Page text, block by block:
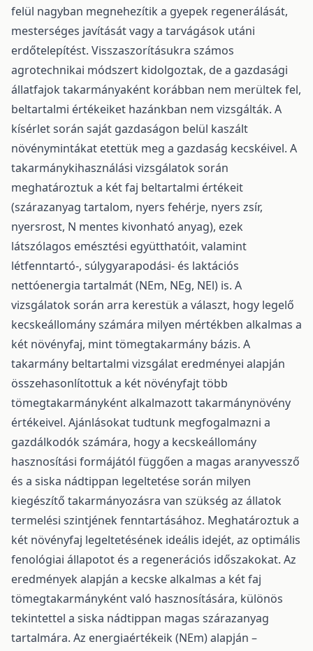
felül nagyban megnehezítik a gyepek regenerálását,
mesterséges javítását vagy a tarvágások utáni
erdőtelepítést. Visszaszorításukra számos
agrotechnikai módszert kidolgoztak, de a gazdasági
állatfajok takarmányaként korábban nem merültek fel,
beltartalmi értékeiket hazánkban nem vizsgálták. A
kísérlet során saját gazdaságon belül kaszált
növénymintákat etettük meg a gazdaság kecskéivel. A
takarmánykihasználási vizsgálatok során
meghatároztuk a két faj beltartalmi értékeit
(szárazanyag tartalom, nyers fehérje, nyers zsír,
nyersrost, N mentes kivonható anyag), ezek
látszólagos emésztési együtthatóit, valamint
létfenntartó-, súlygyarapodási- és laktációs
nettóenergia tartalmát (NEm, NEg, NEl) is. A
vizsgálatok során arra kerestük a választ, hogy legelő
kecskeállomány számára milyen mértékben alkalmas a
két növényfaj, mint tömegtakarmány bázis. A
takarmány beltartalmi vizsgálat eredményei alapján
összehasonlítottuk a két növényfajt több
tömegtakarmányként alkalmazott takarmánynövény
értékeivel. Ajánlásokat tudtunk megfogalmazni a
gazdálkodók számára, hogy a kecskeállomány
hasznosítási formájától függően a magas aranyvessző
és a siska nádtippan legeltetése során milyen
kiegészítő takarmányozásra van szükség az állatok
termelési szintjének fenntartásához. Meghatároztuk a
két növényfaj legeltetésének ideális idejét, az optimális
fenológiai állapotot és a regenerációs időszakokat. Az
eredmények alapján a kecske alkalmas a két faj
tömegtakarmányként való hasznosítására, különös
tekintettel a siska nádtippan magas szárazanyag
tartalmára. Az energiaértékeik (NEm) alapján –